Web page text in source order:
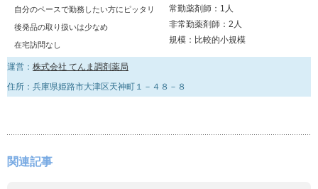
自分のペースで勤務したい方にピッタリ
後発品の取り扱いは少なめ
在宅訪問なし
常勤薬剤師：1人
非常勤薬剤師：2人
規模：比較的小規模
運営： 株式会社 てんま調剤薬局
住所：兵庫県姫路市大津区天神町１－４８－８
関連記事